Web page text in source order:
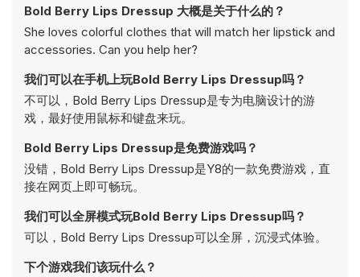
Bold Berry Lips Dressup 大概是关于什么的？
She loves colorful clothes that will match her lipstick and
accessories. Can you help her?
我们可以在手机上玩Bold Berry Lips Dressup吗？
不可以，Bold Berry Lips Dressup是专为电脑设计的游
戏，最好使用鼠标和键盘来玩。
Bold Berry Lips Dressup是免费游戏吗？
没错，Bold Berry Lips Dressup是Y8的一款免费游戏，直
接在网页上即可畅玩。
我们可以全屏模式玩Bold Berry Lips Dressup吗？
可以，Bold Berry Lips Dressup可以全屏，沉浸式体验。
下个游戏我们该玩什么？